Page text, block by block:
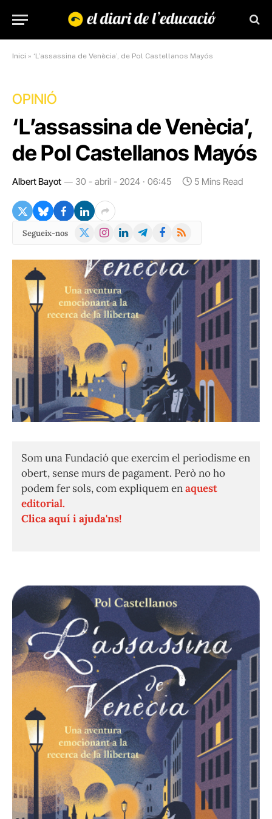
Inici » ‘L’assassina de Venècia’, de Pol Castellanos Mayós
OPINIÓ
‘L’assassina de Venècia’,
de Pol Castellanos Mayós
Albert Bayot 30 - abril - 2024 · 06:45 5 Mins Read
Segueix-nos
X
Instagram
LinkedInTelegramFacebook
RSS
Som una Fundació que exercim el periodisme en
obert, sense murs de pagament. Però no ho
podem fer sols, com expliquem enaquest
editorial.
Clica aquí i ajuda'ns!